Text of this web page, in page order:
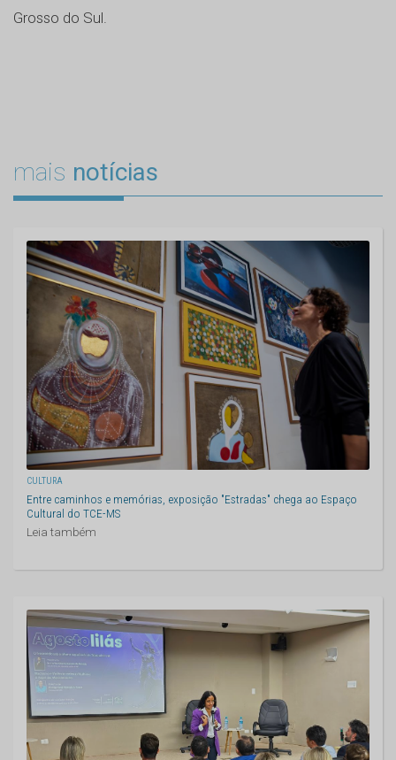
Grosso do Sul.
mais notícias
CULTURA
Entre caminhos e memórias, exposição "Estradas" chega ao Espaço
Cultural do TCE-MS
Leia também